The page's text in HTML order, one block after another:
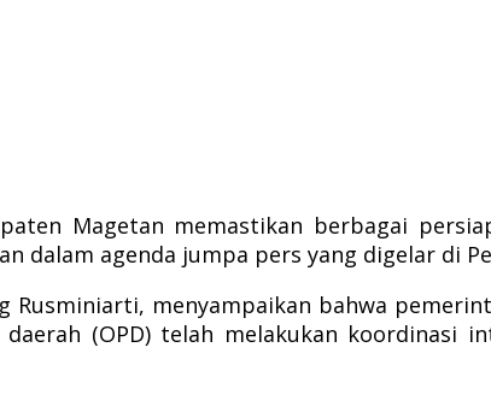
Magetan memastikan berbagai
dalam agenda jumpa pers yang digelar di
Rusminiarti, menyampaikan bahwa
(OPD) telah melakukan koordinasi